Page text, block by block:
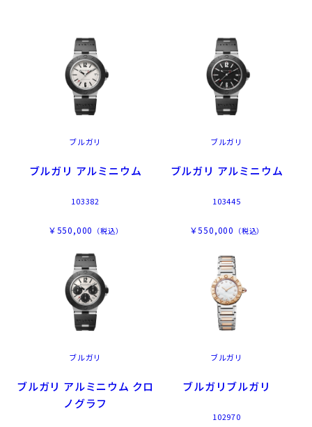
ブルガリ
ブルガリ アルミニウム
103382
￥550,000 （税込）
ブルガリ
ブルガリ アルミニウム
103445
￥550,000 （税込）
ブルガリ
ブルガリ アルミニウム クロ
ノグラフ
ブルガリ
ブルガリブルガリ
102970